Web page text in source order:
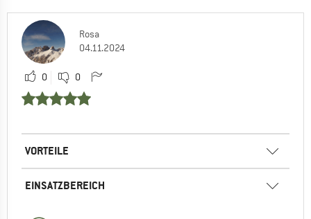
Rosa
04.11.2024
0 0
VORTEILE
EINSATZBEREICH